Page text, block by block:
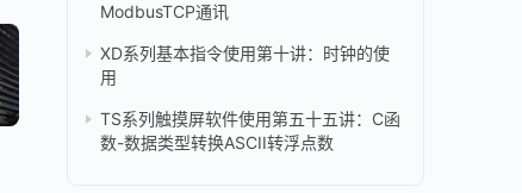
ModbusTCP通讯
XD系列基本指令使用第十讲：时钟的使
用
TS系列触摸屏软件使用第五十五讲：C函
数-数据类型转换ASCII转浮点数